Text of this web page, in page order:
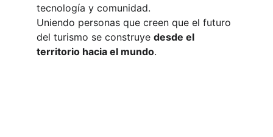
tecnología y comunidad.
Uniendo personas que creen que el futuro
del turismo se construye desde el
territorio hacia el mundo.